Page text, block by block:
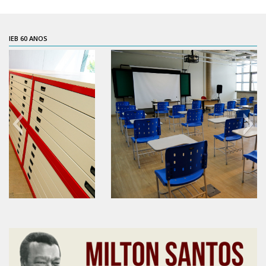
Divisão Administrativa Financeira
Sobre
Divisão de Apoio e Divulgação
Transparência
Acervo
Arquivo
Sobre
Catálogo on-line
Eventos
IEB 60 ANOS